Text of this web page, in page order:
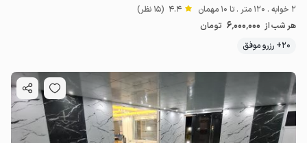
2 خوابه . 120 متر . تا 10 مهمان 4.4 (15 نظر)
هر شب از 6٬000٬000 تومان
20+ رزرو موفق